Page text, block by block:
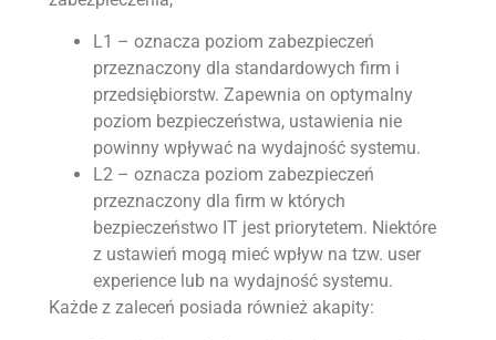
L1 – oznacza poziom zabezpieczeń
przeznaczony dla standardowych firm i
przedsiębiorstw. Zapewnia on optymalny
poziom bezpieczeństwa, ustawienia nie
powinny wpływać na wydajność systemu.
L2 – oznacza poziom zabezpieczeń
przeznaczony dla firm w których
bezpieczeństwo IT jest priorytetem. Niektóre
z ustawień mogą mieć wpływ na tzw. user
experience lub na wydajność systemu.
Każde z zaleceń posiada również akapity: